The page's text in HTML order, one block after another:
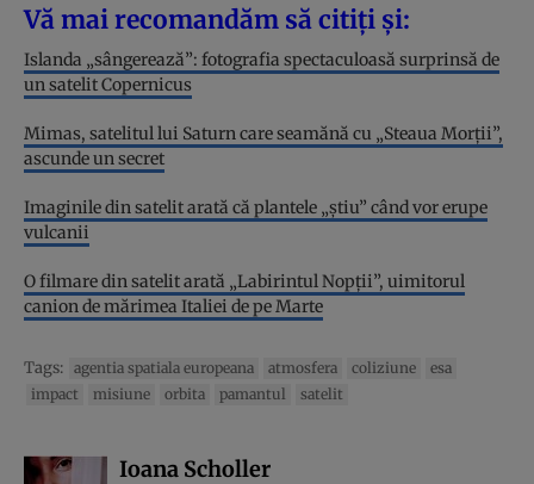
Vă mai recomandăm să citiți și:
Islanda „sângerează”: fotografia spectaculoasă surprinsă de
un satelit Copernicus
Mimas, satelitul lui Saturn care seamănă cu „Steaua Morții”,
ascunde un secret
Imaginile din satelit arată că plantele „știu” când vor erupe
vulcanii
O filmare din satelit arată „Labirintul Nopții”, uimitorul
canion de mărimea Italiei de pe Marte
Tags: agentia spatiala europeana atmosfera coliziune
esa
impact
misiune orbita pamantul satelit
Ioana Scholler